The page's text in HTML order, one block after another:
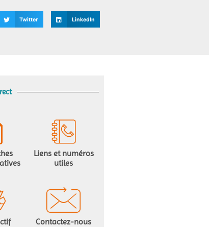
Twitter LinkedIn
Liens et numéros
utiles
Contactez-nous